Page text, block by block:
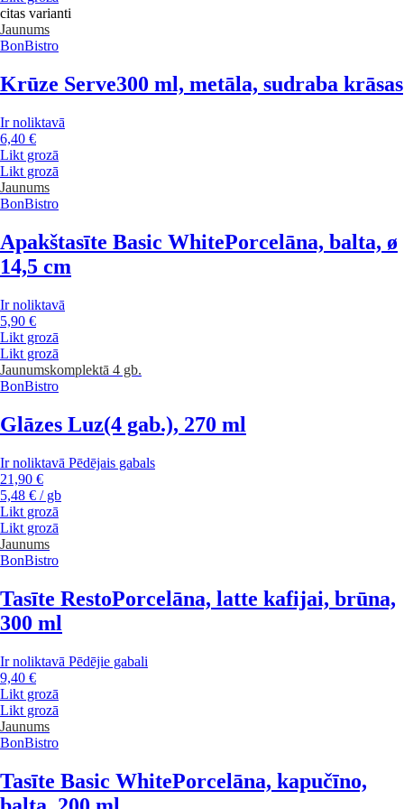
citas varianti
Jaunums
BonBistro
Krūze Serve300 ml, metāla, sudraba krāsas
Ir noliktavā
6,40 €
Likt grozā
Likt grozā
Jaunums
BonBistro
Apakštasīte Basic WhitePorcelāna, balta, ø
14,5 cm
Ir noliktavā
5,90 €
Likt grozā
Likt grozā
Jaunumskomplektā 4 gb.
BonBistro
Glāzes Luz(4 gab.), 270 ml
Ir noliktavā Pēdējais gabals
21,90 €
5,48 € / gb
Likt grozā
Likt grozā
Jaunums
BonBistro
Tasīte RestoPorcelāna, latte kafijai, brūna,
300 ml
Ir noliktavā Pēdējie gabali
9,40 €
Likt grozā
Likt grozā
Jaunums
BonBistro
Tasīte Basic WhitePorcelāna, kapučīno,